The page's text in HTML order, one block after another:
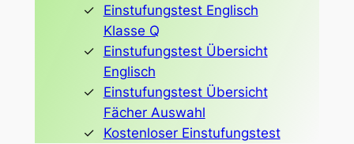
Einstufungstest Englisch
Klasse Q
Einstufungstest Übersicht
Englisch
Einstufungstest Übersicht
Fächer Auswahl
Kostenloser Einstufungstest